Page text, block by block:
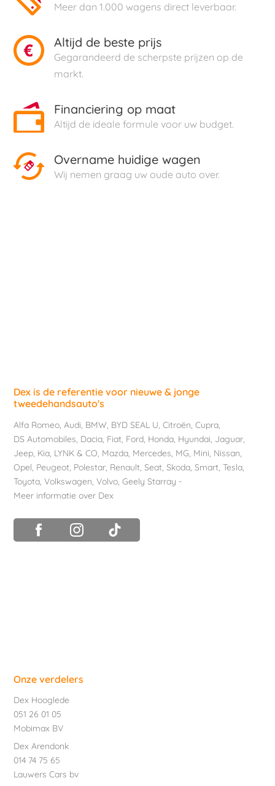
Meer dan 1.000 wagens direct leverbaar.
Altijd de beste prijs
Gegarandeerd de scherpste prijzen op de
markt.
Financiering op maat
Altijd de ideale formule voor uw budget.
Overname huidige wagen
Wij nemen graag uw oude auto over.
Dex is de referentie voor nieuwe & jonge
tweedehandsauto's
Alfa Romeo,Audi, BMW, BYD SEAL U,Citroën,Cupra,
DS Automobiles, Dacia, Fiat, Ford, Honda, Hyundai, Jaguar,
Jeep, Kia, LYNK & CO, Mazda, Mercedes, MG, Mini, Nissan,
Opel, Peugeot, Polestar, Renault,Seat,Skoda,Smart,Tesla,
Toyota,Volkswagen,Volvo,Geely Starray -
Meer informatie over Dex
Onze verdelers
Dex Hooglede
051 26 01 05
Mobimax BV
Dex Arendonk
014 74 75 65
Lauwers Cars bv